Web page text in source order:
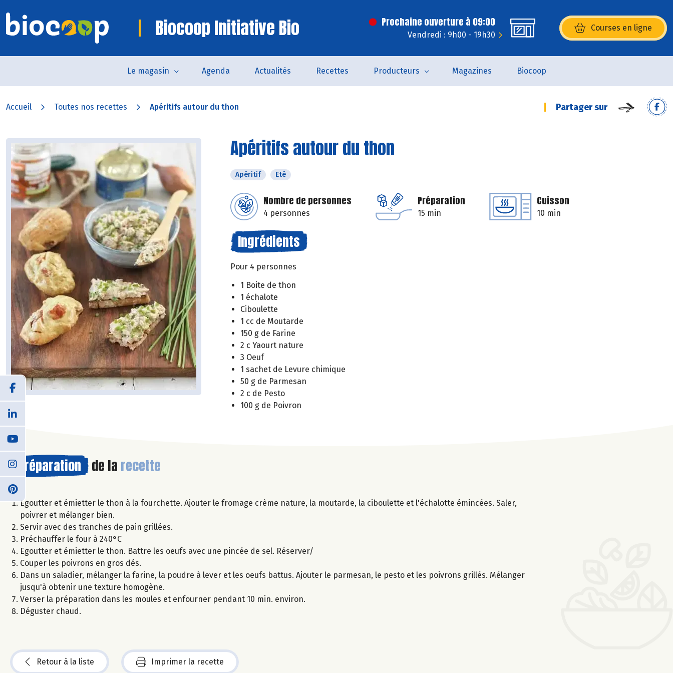
Biocoop Initiative Bio Prochaine ouverture à 09:00
Vendredi : 9h00 - 19h30
Courses en ligne
(s’ouvre dans une nouvelle
Le magasin Agenda Actualités Recettes Producteurs Magazines Biocoop
Accueil Toutes nos recettes Apéritifs autour du thon Partager sur
Apéritifs autour du thon
Apéritif Eté
Nombre de personnes
4 personnes
Préparation
15 min
Cuisson
10 min
Ingrédients
Pour 4 personnes
1 Boite de thon
1 échalote
Ciboulette
1 cc de Moutarde
150 g de Farine
2 c Yaourt nature
3 Oeuf
1 sachet de Levure chimique
50 g de Parmesan
2 c de Pesto
100 g de Poivron
Préparation de la recette
Egoutter et émietter le thon à la fourchette. Ajouter le fromage crème nature, la moutarde, la ciboulette et l'échalotte émincées. Saler,
poivrer et mélanger bien.
Servir avec des tranches de pain grillées.
Préchauffer le four à 240°C
Egoutter et émietter le thon. Battre les oeufs avec une pincée de sel. Réserver/
Couper les poivrons en gros dés.
Dans un saladier, mélanger la farine, la poudre à lever et les oeufs battus. Ajouter le parmesan, le pesto et les poivrons grillés. Mélanger
jusqu'à obtenir une texture homogène.
Verser la préparation dans les moules et enfourner pendant 10 min. environ.
Déguster chaud.
Retour à la liste Imprimer la recette